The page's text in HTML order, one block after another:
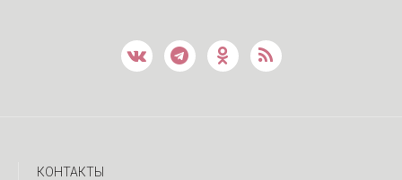
КОНТАКТЫ